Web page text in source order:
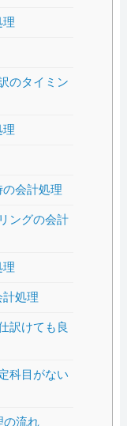
理
のタイミン
理
会計処理
ングの会計
理
処理
訳けても良
科目がない
の流れ